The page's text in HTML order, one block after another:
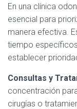
En una clínica
esencial para
manera efectiva.
tiempo
establecer
Consultas y
concentración
cirugías o